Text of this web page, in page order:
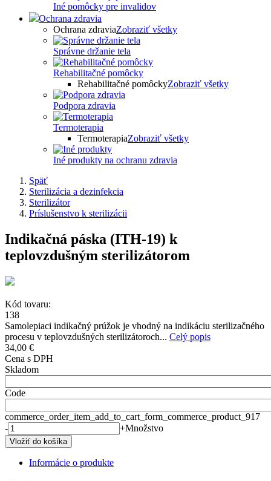
Iné pomôcky pre invalidov
Ochrana zdravia
Ochrana zdraviaZobraziť všetky
Správne držanie tela
Rehabilitačné pomôcky
Rehabilitačné pomôckyZobraziť všetky
Podpora zdravia
Termoterapia
TermoterapiaZobraziť všetky
Iné produkty na ochranu zdravia
Späť
Sterilizácia a dezinfekcia
Sterilizátor
Príslušenstvo k sterilizácii
Indikačná páska (ITH-19) k
teplovzdušným sterilizátorom
Kód tovaru:
138
Samolepiaci indikačný prúžok je vhodný na indikáciu sterilizačného
procesu v teplovzdušných sterilizátoroch... Celý popis
34,00 €
Cena s DPH
Skladom
Code
commerce_order_item_add_to_cart_form_commerce_product_917
-
+Množstvo
Informácie o produkte